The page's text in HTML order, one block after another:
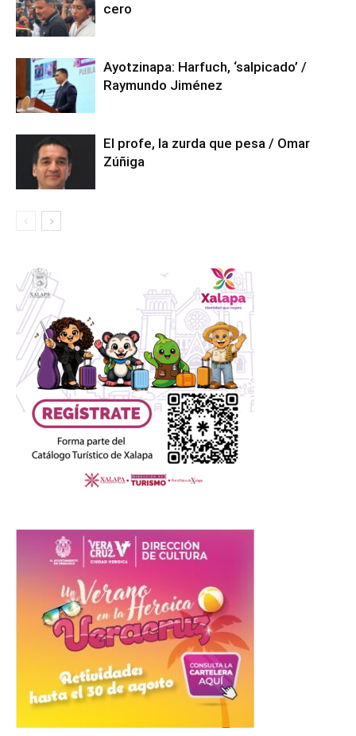
cero
Ayotzinapa: Harfuch, ‘salpicado’ /
Raymundo Jiménez
El profe, la zurda que pesa / Omar
Zúñiga